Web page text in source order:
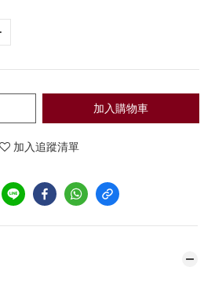
加入購物車
加入追蹤清單